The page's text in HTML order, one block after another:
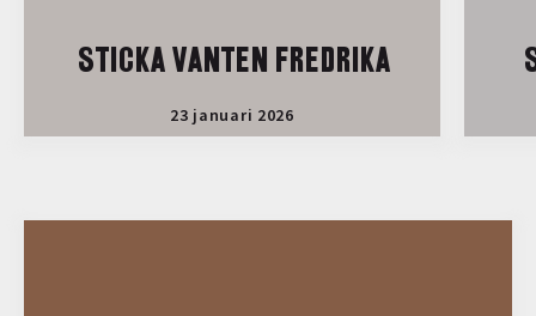
STICKA VANTEN FREDRIKA
23 januari 2026